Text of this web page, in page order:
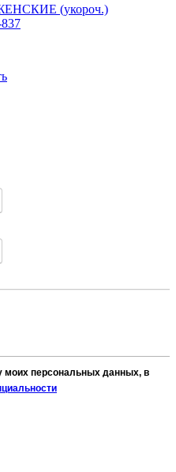
(укороч.)
моих персональных данных, в